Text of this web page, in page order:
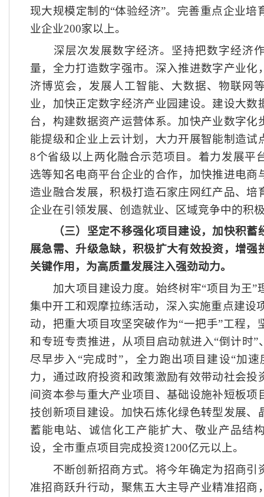
现大规模定制的“体验经济”。完善重点企业培
业企业200家以上。
深层次发展数字经济。坚持把数字经济
量，全力打造数字强市。深入推进数字产业化
济博览会，发展人工智能、大数据、物联网
业，加快正定数字经济产业园建设。建设大数
台，构建数据资产运营体系。加快产业数字化
能提级和企业上云计划，大力开展智能制造试
8个省级以上两化融合示范项目。着力发展平
选等知名电商平台企业的合作，加快推进电商
造业融合发展，积极打造石家庄网红产品、培
企业在引领发展、创造就业、区域竞争中的积
（三）坚定不移强化项目建设，加快积
展急需、升级急缺，积极扩大有效投资，增强
关键作用，为高质量发展注入强劲动力。
加大项目建设力度。始终树牢“项目为王”
集中开工和观摩拉练活动，深入实施重点建设
动，把重大项目攻坚突破作为“一把手”工程，
和专班专责推进，从项目启动就进入“倒计时”
尽早步入“完成时”，全力跑出项目建设“加
力，通过政府投资和政策激励有效带动社会投
间资本参与重大产业项目、基础设施补短板项
技创新项目建设。加快石炼化绿色转型发展、
蓄能电站、诚信化工产能扩大、敬业产品结
设，全市重点项目完成投资1200亿元以上。
不断创新招商方式。将今年确定为招商引
准招商跃升行动，聚焦五大主导产业精准招商